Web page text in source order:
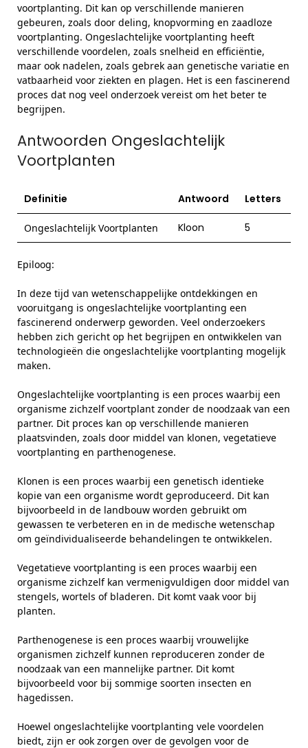
voortplanting. Dit kan op verschillende manieren
gebeuren, zoals door deling, knopvorming en zaadloze
voortplanting. Ongeslachtelijke voortplanting heeft
verschillende voordelen, zoals snelheid en efficiëntie,
maar ook nadelen, zoals gebrek aan genetische variatie en
vatbaarheid voor ziekten en plagen. Het is een fascinerend
proces dat nog veel onderzoek vereist om het beter te
begrijpen.
Antwoorden Ongeslachtelijk
Voortplanten
Definitie Antwoord Letters
Ongeslachtelijk Voortplanten Kloon 5
Epiloog:
In deze tijd van wetenschappelijke ontdekkingen en
vooruitgang is ongeslachtelijke voortplanting een
fascinerend onderwerp geworden. Veel onderzoekers
hebben zich gericht op het begrijpen en ontwikkelen van
technologieën die ongeslachtelijke voortplanting mogelijk
maken.
Ongeslachtelijke voortplanting is een proces waarbij een
organisme zichzelf voortplant zonder de noodzaak van een
partner. Dit proces kan op verschillende manieren
plaatsvinden, zoals door middel van klonen, vegetatieve
voortplanting en parthenogenese.
Klonen is een proces waarbij een genetisch identieke
kopie van een organisme wordt geproduceerd. Dit kan
bijvoorbeeld in de landbouw worden gebruikt om
gewassen te verbeteren en in de medische wetenschap
om geïndividualiseerde behandelingen te ontwikkelen.
Vegetatieve voortplanting is een proces waarbij een
organisme zichzelf kan vermenigvuldigen door middel van
stengels, wortels of bladeren. Dit komt vaak voor bij
planten.
Parthenogenese is een proces waarbij vrouwelijke
organismen zichzelf kunnen reproduceren zonder de
noodzaak van een mannelijke partner. Dit komt
bijvoorbeeld voor bij sommige soorten insecten en
hagedissen.
Hoewel ongeslachtelijke voortplanting vele voordelen
biedt, zijn er ook zorgen over de gevolgen voor de